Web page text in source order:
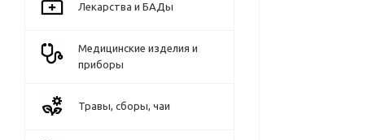
Лекарства и БАДы
Медицинские изделия и
приборы
Травы, сборы, чаи